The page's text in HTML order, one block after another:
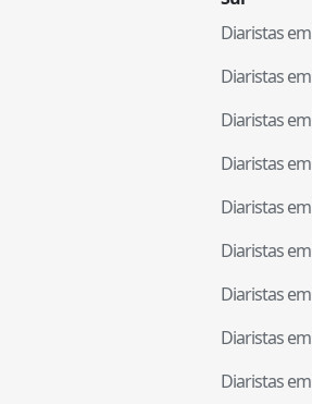
Diaristas em
Diaristas em
Diaristas em
Diaristas em
Diaristas em
Diaristas em
Diaristas em
Diaristas em
Diaristas em